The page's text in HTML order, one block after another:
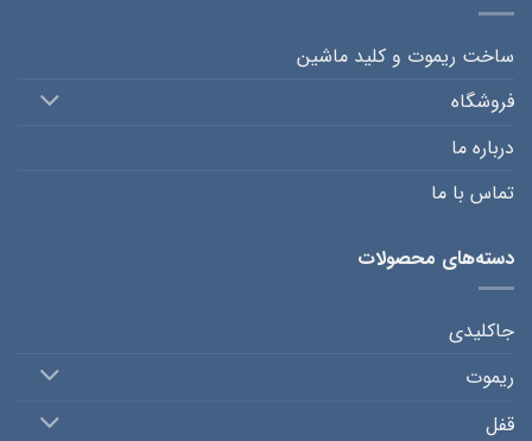
ساخت ریموت و کلید ماشین
فروشگاه
درباره ما
تماس با ما
دسته‌های محصولات
جاکلیدی
ریموت
قفل